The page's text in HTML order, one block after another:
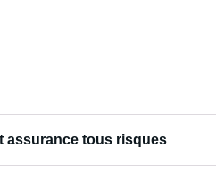
assurance tous risques